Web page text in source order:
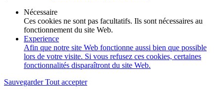
Nécessaire
Ces cookies ne sont pas facultatifs. Ils sont nécessaires au
fonctionnement du site Web.
Experience
Afin que notre site Web fonctionne aussi bien que possible
lors de votre visite. Si vous refusez ces cookies, certaines
fonctionnalités disparaîtront du site Web.
SauvegarderTout accepter